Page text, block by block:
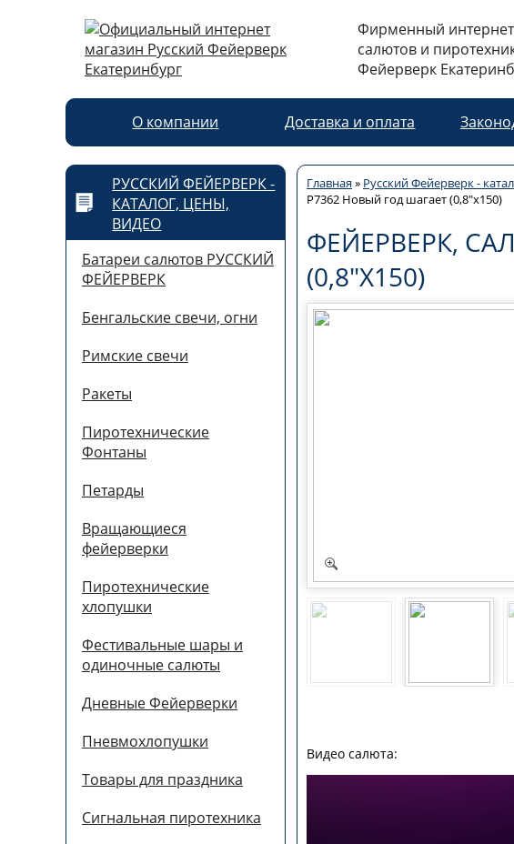
Фирменный
салютов и
Фейерверк
О компании Доставка и оплата
РУССКИЙ ФЕЙЕРВЕРК -
КАТАЛОГ, ЦЕНЫ,
ВИДЕО
Батареи салютов РУССКИЙ
ФЕЙЕРВЕРК
Бенгальские свечи, огни
Римские свечи
Ракеты
Пиротехнические
Фонтаны
Петарды
Вращающиеся
фейерверки
Пиротехнические
хлопушки
Фестивальные шары и
одиночные салюты
Дневные Фейерверки
Пневмохлопушки
Товары для праздника
Сигнальная пиротехника
Главная» Русский Фейерверк -
Р7362 Новый год шагает (0,8"х150)
ФЕЙЕРВЕРК,
(0,8"Х150)
Видео салюта: